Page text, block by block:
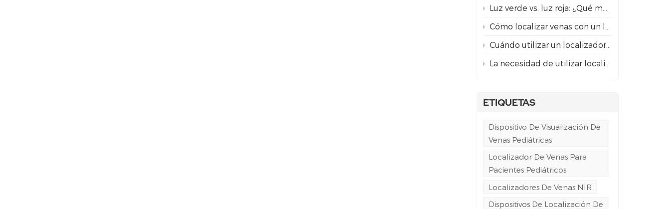
Luz verde vs. luz roja: ¿Qué modo de detección de venas por proyección es el mejor para diferentes tonos de piel?
Cómo localizar venas con un localizador de venas infrarrojo para una inserción segura de la aguja.
Cuándo utilizar un localizador de venas por proyección frente a la guía ecográfica para el acceso venoso difícil.
La necesidad de utilizar localizadores de venas por proyección en la atención de urgencias y ambulancias.
ETIQUETAS
Dispositivo De Visualización De
Venas Pediátricas
Localizador De Venas Para
Pacientes Pediátricos
Localizadores De Venas NIR
Dispositivos De Localización De